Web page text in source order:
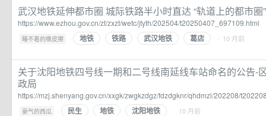
武汉地铁延伸都市圈 城际铁路半小时直达 “轨道上的都市圈
https://www.ezhou.gov.cn/zt/zxzt/wetc/jtyth/202504/t20250407_697109.html
睡不着的橡皮擦 · 地铁 铁路 武汉地铁 葛店 · 10 月前
关于沈阳地铁四号线一期和二号线南延线车站命名的公告-
政局
https://mzj.shenyang.gov.cn/xxgk/zwgkzdgz/fdzdgknr/qhdmzl/202208/
豪气的西瓜 · 民生 地铁 沈阳地铁 · 10 月前